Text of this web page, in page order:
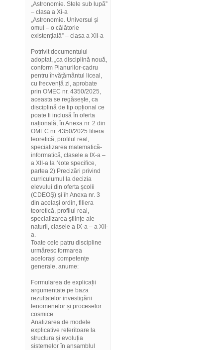
„Astronomie. Stele sub lupă”
– clasa a Xi-a
„Astronomie. Universul și
omul – o călătorie
existențială” – clasa a XII-a
Potrivit documentului
adoptat, „ca disciplină nouă,
conform Planurilor-cadru
pentru învățământul liceal,
cu frecvență zi, aprobate
prin OMEC nr. 4350/2025,
aceasta se regăsește, ca
disciplină de tip opțional ce
poate fi inclusă în oferta
națională, în Anexa nr. 2 din
OMEC nr. 4350/2025 filiera
teoretică, profilul real,
specializarea matematică-
informatică, clasele a IX-a –
a XII-a la Note specifice,
partea 2) Precizări privind
curriculumul la decizia
elevului din oferta școlii
(CDEOȘ) și în Anexa nr. 3
din același ordin, filiera
teoretică, profilul real,
specializarea științe ale
naturii, clasele a IX-a – a XII-
a.
Toate cele patru discipline
urmăresc formarea
acelorași competențe
generale, anume:
Formularea de explicații
argumentate pe baza
rezultatelor investigării
fenomenelor și proceselor
cosmice
Analizarea de modele
explicative referitoare la
structura și evoluția
sistemelor în ansamblul